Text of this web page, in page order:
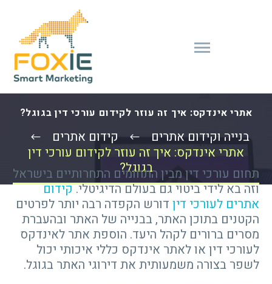
אתרי אינדקס: איך זה עוזר לקידום עורכי דין בגוגל?
בנייה וקידום אתרים
קידום אתרים
אתרי אינדקס: איך זה עוזר לקידום עורכי דין
בגוגל?
תחום עורכי דין מבין התחומים התחרותיים בישראל
וזה בא לידי ביטוי גם בעולם הדיגיטלי.קידום
אתרים לעורכי דין דורש הקפדה רבה יותר לפרטים
הקטנים בתוכן האתר, בבנייה של האתר ובהעברת
מסרים ברורים לקהל היעד. הוספת אתר לאינדקס
לעורכי דין או לאתר אינדקס כללי איכותי יכול
לשפר בצורה משמעותית את דירוגי האתר בגוגל.